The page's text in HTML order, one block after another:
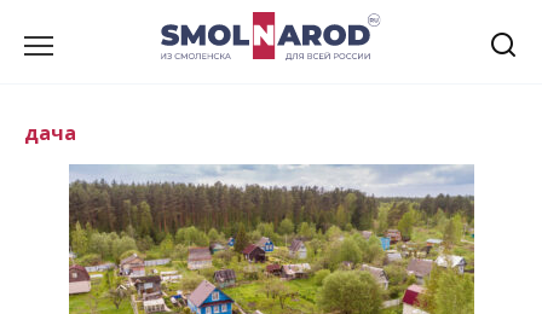
дача